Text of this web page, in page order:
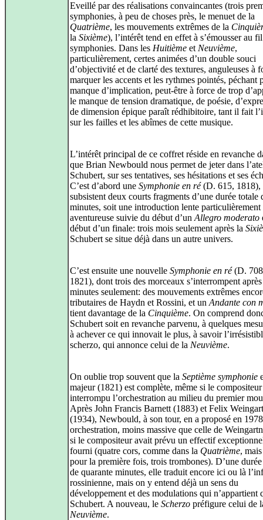
Eveillé par des réalisations convaincantes (trois
symphonies, à peu de choses près, le menuet de la
Quatrième, les mouvements extrêmes de la
la Sixième), l’intérêt tend en effet à s’émousser au
symphonies. Dans les Huitième et Neuvième,
particulièrement, certes animées d’un double souci
d’objectivité et de clarté des textures, anguleuses à
marquer les accents et les rythmes pointés, péchant
manque d’implication, peut-être à force de trop
le manque de tension dramatique, de poésie,
de dimension épique paraît rédhibitoire, tant il fait
sur les failles et les abîmes de cette musique.
L’intérêt principal de ce coffret réside en revanche
que Brian Newbould nous permet de jeter dans
Schubert, sur ses tentatives, ses hésitations et ses
C’est d’abord une Symphonie en ré(D. 615, 1818),
subsistent deux courts fragments d’une durée totale
minutes, soit une introduction lente particulièrement
aventureuse suivie du début d’un Allegro moderato
début d’un finale: trois mois seulement après la
Schubert se situe déjà dans un autre univers.
C’est ensuite une nouvelle Symphonie en ré(D.
1821), dont trois des morceaux s’interrompent
minutes seulement: des mouvements extrêmes
tributaires de Haydn et Rossini, et un Andante con
tient davantage de la Cinquième. On comprend
Schubert soit en revanche parvenu, à quelques
à achever ce qui innovait le plus, à savoir
scherzo, qui annonce celui de la Neuvième.
On oublie trop souvent que la Septième symphonie
majeur (1821) est complète, même si le
interrompu l’orchestration au milieu du premier
Après John Francis Barnett (1883) et Felix
(1934), Newbould, à son tour, en a proposé en
orchestration, moins massive que celle de
si le compositeur avait prévu un effectif
fourni (quatre cors, comme dans la Quatrième,
pour la première fois, trois trombones). D’une
de quarante minutes, elle traduit encore ici ou là
rossinienne, mais on y entend déjà un sens du
développement et des modulations qui n’appartient
Schubert. A nouveau, le Scherzo préfigure celui de
Neuvième.